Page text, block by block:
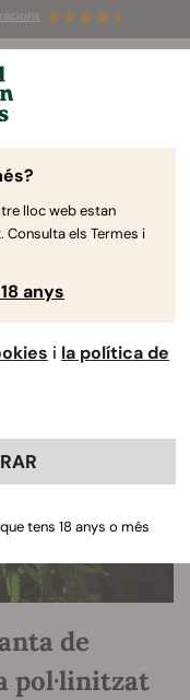
Royal Queen Seeds
cultiu
de
pol·linitzat
lloc web estan
els Termes i
anys
i la política de
tens 18 anys o més